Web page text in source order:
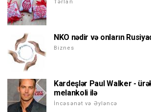
Tərlan
NKO nədir və onların
Biznes
Kardeşlər Paul Walker -
melankoli ilə
İncəsənət və Əyləncə